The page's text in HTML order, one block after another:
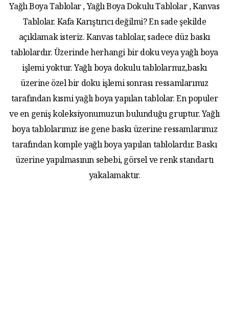
Yağlı Boya Tablolar , Yağlı Boya Dokulu Tablolar , Kanvas
Tablolar. Kafa Karıştırıcı değilmi? En sade şekilde
açıklamak isteriz. Kanvas tablolar, sadece düz baskı
tablolardır. Üzerinde herhangi bir doku veya yağlı boya
işlemi yoktur. Yağlı boya dokulu tablolarmız,baskı
üzerine özel bir doku işlemi sonrası ressamlarımız
tarafından kısmi yağlı boya yapılan tablolar. En populer
ve en geniş koleksiyonumuzun bulunduğu gruptur. Yağlı
boya tablolarımız ise gene baskı üzerine ressamlarımız
tarafından komple yağlı boya yapılan tablolardır. Baskı
üzerine yapılmasının sebebi, görsel ve renk standartı
yakalamaktır.